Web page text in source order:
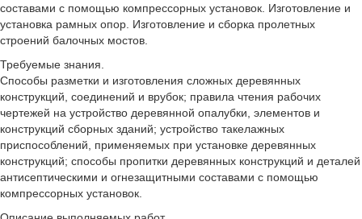
составами с помощью компрессорных установок. Изготовление и
установка рамных опор. Изготовление и сборка пролетных
строений балочных мостов.
Требуемые знания.
Способы разметки и изготовления сложных деревянных
конструкций, соединений и врубок; правила чтения рабочих
чертежей на устройство деревянной опалубки, элементов и
конструкций сборных зданий; устройство такелажных
приспособлений, применяемых при установке деревянных
конструкций; способы пропитки деревянных конструкций и деталей
антисептическими и огнезащитными составами с помощью
компрессорных установок.